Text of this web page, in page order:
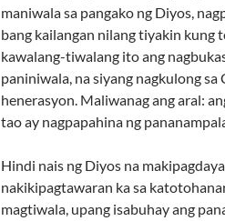
maniwala sa pangako ng Diyos,
bang kailangan nilang tiyakin kung
kawalang-tiwalang ito ang
paniniwala, na siyang nagkulong sa
henerasyon. Maliwanag ang aral:
tao ay nagpapahina ng
Hindi nais ng Diyos na
nakikipagtawaran ka sa
magtiwala, upang isabuhay ang